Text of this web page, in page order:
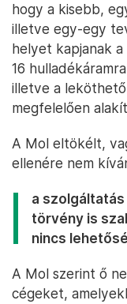
hogy a kisebb,
illetve egy-egy
helyet kapjanak
16
illetve a
megfelelően
A Mol eltökélt,
ellenére nem
a szolgáltatás
törvény is
nincs
A Mol szerint ő
cégeket,